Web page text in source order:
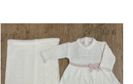
1/ 6